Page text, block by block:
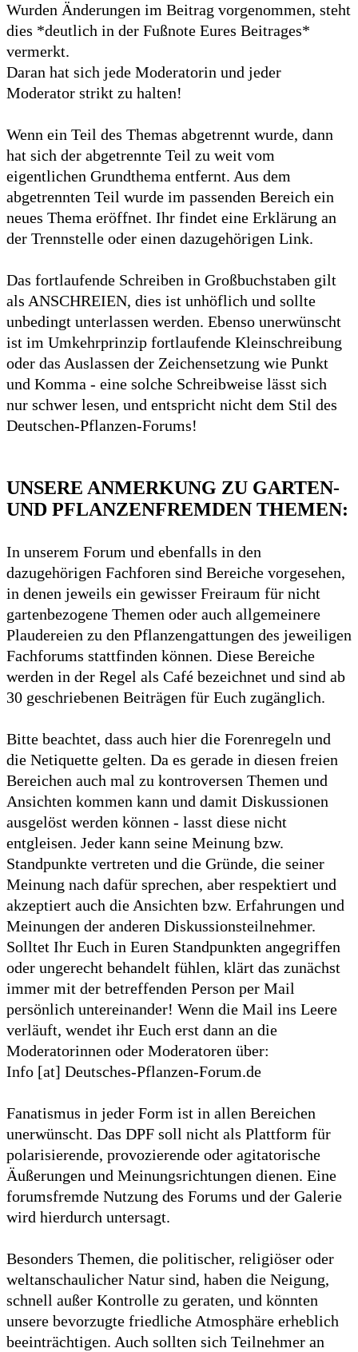
Wurden Änderungen im Beitrag vorgenommen, steht
dies *deutlich in der Fußnote Eures Beitrages*
vermerkt.
Daran hat sich jede Moderatorin und jeder
Moderator strikt zu halten!
Wenn ein Teil des Themas abgetrennt wurde, dann
hat sich der abgetrennte Teil zu weit vom
eigentlichen Grundthema entfernt. Aus dem
abgetrennten Teil wurde im passenden Bereich ein
neues Thema eröffnet. Ihr findet eine Erklärung an
der Trennstelle oder einen dazugehörigen Link.
Das fortlaufende Schreiben in Großbuchstaben gilt
als ANSCHREIEN, dies ist unhöflich und sollte
unbedingt unterlassen werden. Ebenso unerwünscht
ist im Umkehrprinzip fortlaufende Kleinschreibung
oder das Auslassen der Zeichensetzung wie Punkt
und Komma - eine solche Schreibweise lässt sich
nur schwer lesen, und entspricht nicht dem Stil des
Deutschen-Pflanzen-Forums!
UNSERE ANMERKUNG ZU GARTEN-
UND PFLANZENFREMDEN THEMEN:
In unserem Forum und ebenfalls in den
dazugehörigen Fachforen sind Bereiche vorgesehen,
in denen jeweils ein gewisser Freiraum für nicht
gartenbezogene Themen oder auch allgemeinere
Plaudereien zu den Pflanzengattungen des jeweiligen
Fachforums stattfinden können. Diese Bereiche
werden in der Regel als Café bezeichnet und sind ab
30 geschriebenen Beiträgen für Euch zugänglich.
Bitte beachtet, dass auch hier die Forenregeln und
die Netiquette gelten. Da es gerade in diesen freien
Bereichen auch mal zu kontroversen Themen und
Ansichten kommen kann und damit Diskussionen
ausgelöst werden können - lasst diese nicht
entgleisen. Jeder kann seine Meinung bzw.
Standpunkte vertreten und die Gründe, die seiner
Meinung nach dafür sprechen, aber respektiert und
akzeptiert auch die Ansichten bzw. Erfahrungen und
Meinungen der anderen Diskussionsteilnehmer.
Solltet Ihr Euch in Euren Standpunkten angegriffen
oder ungerecht behandelt fühlen, klärt das zunächst
immer mit der betreffenden Person per Mail
persönlich untereinander! Wenn die Mail ins Leere
verläuft, wendet ihr Euch erst dann an die
Moderatorinnen oder Moderatoren über:
Info [at] Deutsches-Pflanzen-Forum.de
Fanatismus in jeder Form ist in allen Bereichen
unerwünscht. Das DPF soll nicht als Plattform für
polarisierende, provozierende oder agitatorische
Äußerungen und Meinungsrichtungen dienen. Eine
forumsfremde Nutzung des Forums und der Galerie
wird hierdurch untersagt.
Besonders Themen, die politischer, religiöser oder
weltanschaulicher Natur sind, haben die Neigung,
schnell außer Kontrolle zu geraten, und könnten
unsere bevorzugte friedliche Atmosphäre erheblich
beeinträchtigen. Auch sollten sich Teilnehmer an